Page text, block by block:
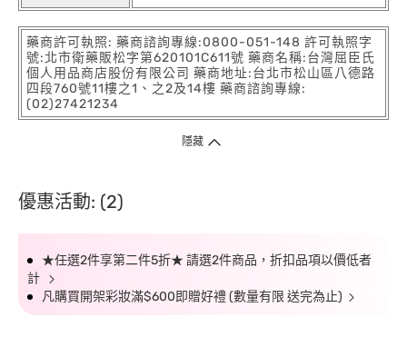
藥商許可執照: 藥商諮詢專線:0800-051-148 許可執照字
號:北市衛藥販松字第620101C611號 藥商名稱:台灣屈臣氏
個人用品商店股份有限公司 藥商地址:台北市松山區八德路
四段760號11樓之1、之2及14樓 藥商諮詢專線:
(02)27421234
隱藏
優惠活動: (2)
★任選2件享第二件5折★ 請選2件商品，折扣品項以價低者
計
凡購買開架彩妝滿$600即贈好禮 (數量有限 送完為止)